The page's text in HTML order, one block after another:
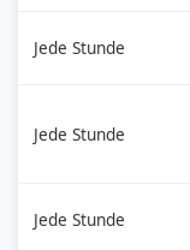
Jede Stunde
Jede Stunde
Jede Stunde